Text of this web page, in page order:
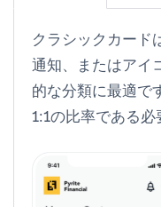
クラシックカード
通知、またはアイ
的な分類に最適で
1:1の比率である必